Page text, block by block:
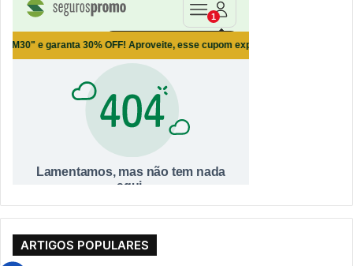
ARTIGOS POPULARES